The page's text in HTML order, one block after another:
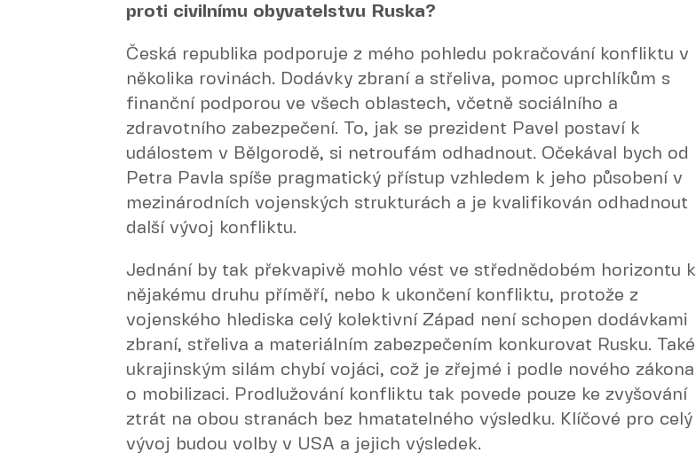
proti civilnímu obyvatelstvu Ruska?
Česká republika podporuje z mého pohledu pokračování konfliktu v
několika rovinách. Dodávky zbraní a střeliva, pomoc uprchlíkům s
finanční podporou ve všech oblastech, včetně sociálního a
zdravotního zabezpečení. To, jak se prezident Pavel postaví k
událostem v Bělgorodě, si netroufám odhadnout. Očekával bych od
Petra Pavla spíše pragmatický přístup vzhledem k jeho působení v
mezinárodních vojenských strukturách a je kvalifikován odhadnout
další vývoj konfliktu.
Jednání by tak překvapivě mohlo vést ve střednědobém horizontu k
nějakému druhu příměří, nebo k ukončení konfliktu, protože z
vojenského hlediska celý kolektivní Západ není schopen dodávkami
zbraní, střeliva a materiálním zabezpečením konkurovat Rusku. Také
ukrajinským silám chybí vojáci, což je zřejmé i podle nového zákona
o mobilizaci. Prodlužování konfliktu tak povede pouze ke zvyšování
ztrát na obou stranách bez hmatatelného výsledku. Klíčové pro celý
vývoj budou volby v USA a jejich výsledek.